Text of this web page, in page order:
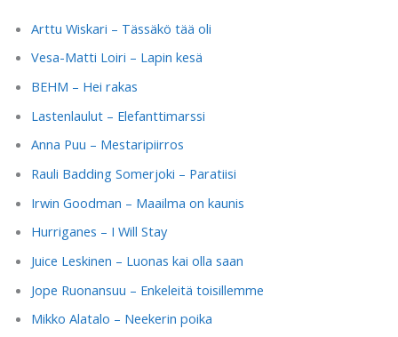
Arttu Wiskari – Tässäkö tää oli
Vesa-Matti Loiri – Lapin kesä
BEHM – Hei rakas
Lastenlaulut – Elefanttimarssi
Anna Puu – Mestaripiirros
Rauli Badding Somerjoki – Paratiisi
Irwin Goodman – Maailma on kaunis
Hurriganes – I Will Stay
Juice Leskinen – Luonas kai olla saan
Jope Ruonansuu – Enkeleitä toisillemme
Mikko Alatalo – Neekerin poika